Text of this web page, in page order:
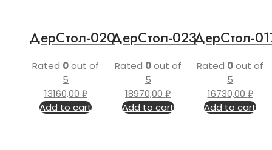
ДерСтол-020
Rated 0out of
5
13160,00 ₽
Add to cart
ДерСтол-023
Rated 0out of
5
18970,00₽
Add to cart
ДерСтол-
Rated 0out of
5
16730,00 ₽
Add to cart